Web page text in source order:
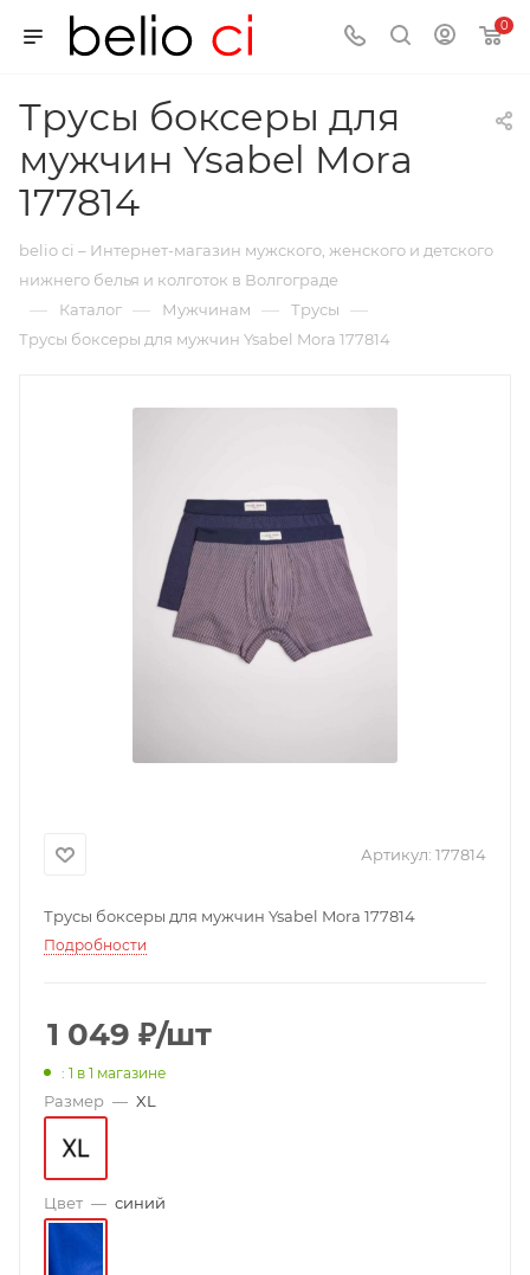
0
Трусы боксеры для
мужчин Ysabel Mora
177814
belio ci – Интернет-магазин мужского, женского и детского
нижнего белья и колготок в Волгограде
— Каталог — Мужчинам — Трусы —
Трусы боксеры для мужчин Ysabel Mora 177814
Артикул: 177814
Трусы боксеры для мужчин Ysabel Mora 177814
Подробности
1 049 ₽/шт
: 1 в 1 магазине
Размер — XL
Цвет — синий